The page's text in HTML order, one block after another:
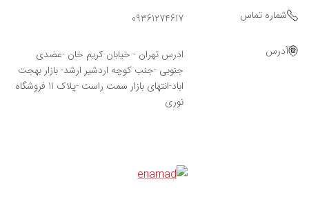
شماره تماس 09361274617
آدرس
ادرس تهران - خیابان کریم خان -عضدی
جنوبی -جنب کوچه اردشیر ارشد- بازار بهجت
اباد-انتهای بازار سمت راست -پلاک 11 فروشگاه‌
نوری